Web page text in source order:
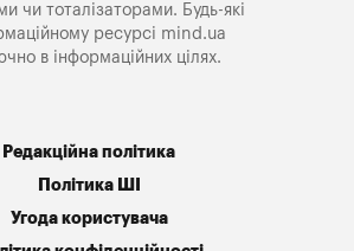
чи тоталізаторами. Будь-які
ресурсі mind.ua
в інформаційних цілях.
Редакційна політика
Політика ШІ
Угода користувача